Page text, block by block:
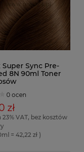
Super Sync Pre-
8N 90ml Toner
0 ocen
zł
23% VAT, bez kosztów
= 42,22 zł )